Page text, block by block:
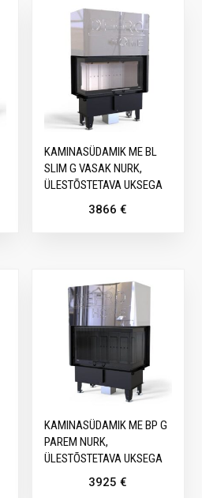
KAMINASÜDAMIK ME BL
SLIM G VASAK NURK,
ÜLESTÕSTETAVA UKSEGA
3866€
KAMINASÜDAMIK ME BP G
PAREM NURK,
ÜLESTÕSTETAVA UKSEGA
3925€